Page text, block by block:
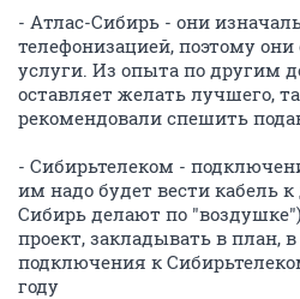
- Атлас-Сибирь - они
телефонизацией, поэтому
услуги. Из опыта по другим
оставляет желать лучшего,
рекомендовали спешить
- Сибирьтелеком -
им надо будет вести кабель
Сибирь делают по
проект, закладывать в план,
подключения к
году